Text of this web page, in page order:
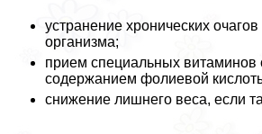
устранение хронических
организма;
прием специальных
содержанием фолиевой
снижение лишнего веса, если